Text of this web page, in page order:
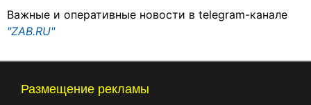
Важные и оперативные новости в telegram-канале
"ZAB.RU"
Размещение рекламы